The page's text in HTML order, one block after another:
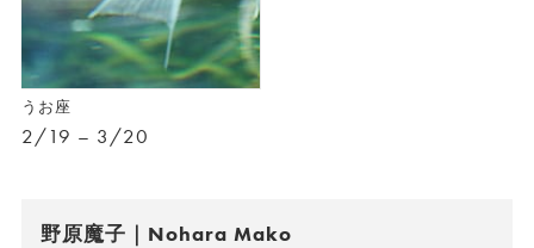
うお座
2/19 – 3/20
野原魔子｜Nohara Mako